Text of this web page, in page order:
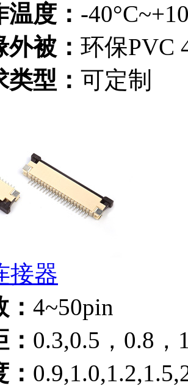
度： -
被： 环保PVC
类型： 可定制
接器
4~50pin
0.3,0.5，0.8，